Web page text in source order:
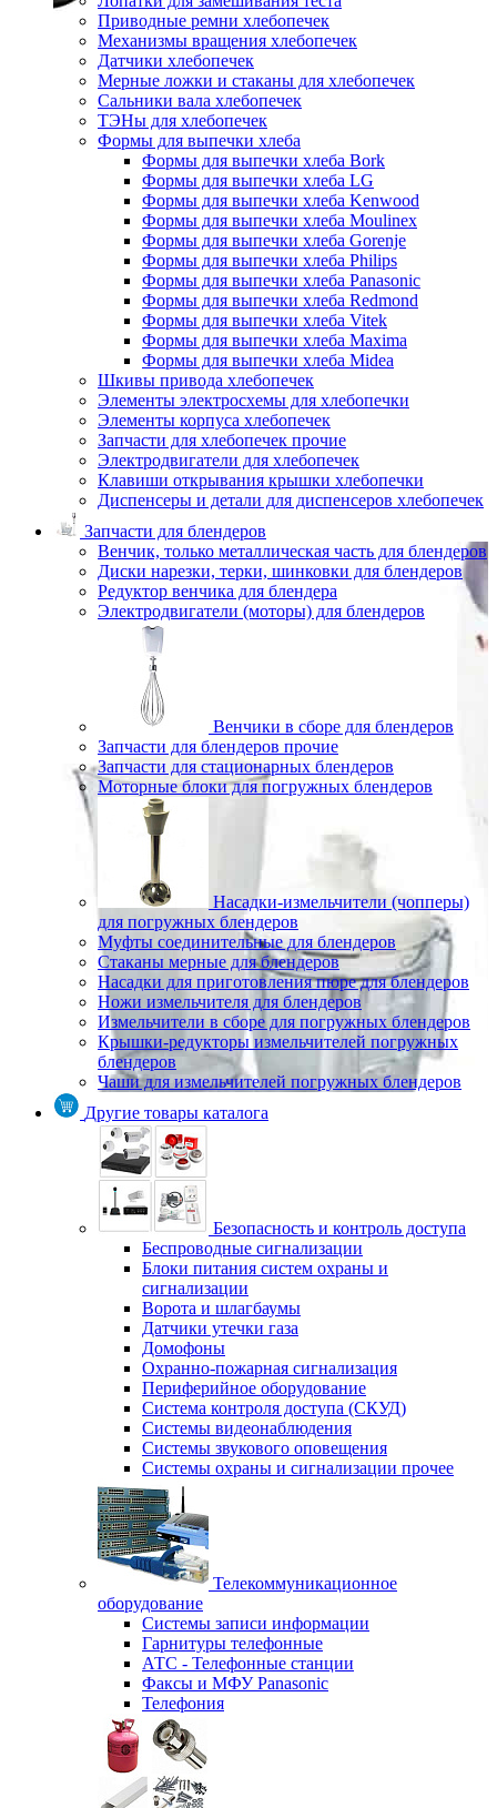
Приводные ремни хлебопечек
Механизмы вращения хлебопечек
Датчики хлебопечек
Мерные ложки и стаканы для хлебопечек
Сальники вала хлебопечек
ТЭНы для хлебопечек
Формы для выпечки хлеба
Формы для выпечки хлеба Bork
Формы для выпечки хлеба LG
Формы для выпечки хлеба Kenwood
Формы для выпечки хлеба Moulinex
Формы для выпечки хлеба Gorenje
Формы для выпечки хлеба Philips
Формы для выпечки хлеба Panasonic
Формы для выпечки хлеба Redmond
Формы для выпечки хлеба Vitek
Формы для выпечки хлеба Maxima
Формы для выпечки хлеба Midea
Шкивы привода хлебопечек
Элементы электросхемы для хлебопечки
Элементы корпуса хлебопечек
Запчасти для хлебопечек прочие
Электродвигатели для хлебопечек
Клавиши открывания крышки хлебопечки
Диспенсеры и детали для диспенсеров хлебопечек
Запчасти для блендеров
Венчик, только металлическая часть для блендеров
Диски нарезки, терки, шинковки для блендеров
Редуктор венчика для блендера
Электродвигатели (моторы) для блендеров
Венчики в сборе для блендеров
Запчасти для блендеров прочие
Запчасти для стационарных блендеров
Моторные блоки для погружных блендеров
Насадки-измельчители (чопперы)
для погружных блендеров
Муфты соединительные для блендеров
Стаканы мерные для блендеров
Насадки для приготовления пюре для блендеров
Ножи измельчителя для блендеров
Измельчители в сборе для погружных блендеров
Крышки-редукторы измельчителей погружных
блендеров
Чаши для измельчителей погружных блендеров
Другие товары каталога
Безопасность и контроль доступа
Беспроводные сигнализации
Блоки питания систем охраны и
сигнализации
Ворота и шлагбаумы
Датчики утечки газа
Домофоны
Охранно-пожарная сигнализация
Периферийное оборудование
Система контроля доступа (СКУД)
Системы видеонаблюдения
Системы звукового оповещения
Системы охраны и сигнализации прочее
Телекоммуникационное
оборудование
Системы записи информации
Гарнитуры телефонные
АТС - Телефонные станции
Факсы и МФУ Panasonic
Телефония